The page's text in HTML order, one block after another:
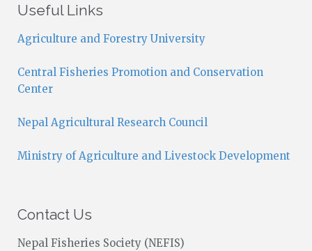
eUseful Links
Agriculture and Forestry University
Central Fisheries Promotion and Conservation
Center
Nepal Agricultural Research Council
Ministry of Agriculture and Livestock Development
Contact Us
Nepal Fisheries Society (NEFIS)